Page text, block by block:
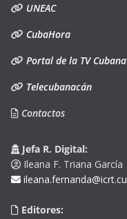
UNEAC
CubaHora
Portal de la TV Cubana
Telecubanacán
Contactos
Jefa R. Digital:
Ileana F. Triana García
ileana.fernanda@icrt.cu
Editores: